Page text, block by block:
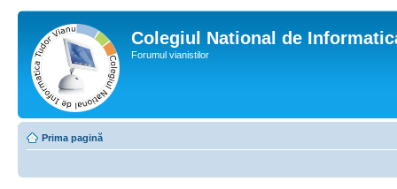
Colegiul National de
Forumul vianistilor
Prima pagină